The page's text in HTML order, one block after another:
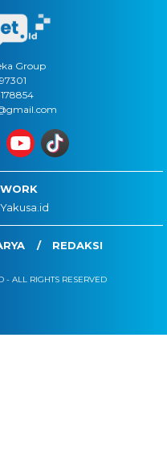
Group
Yakusa.id
REDAKSI
- ALL RIGHTS RESERVED